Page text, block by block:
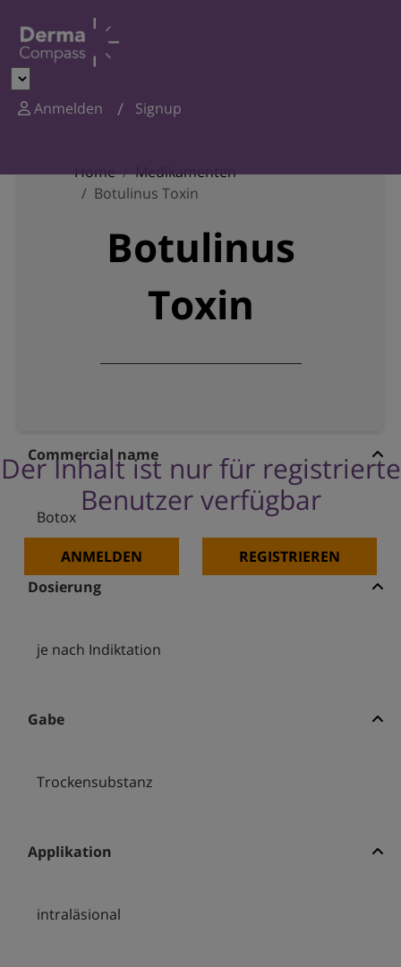
Anmelden Signup
Home
Medikamenten
Botulinus Toxin
Botulinus
Toxin
Der Inhalt ist nur für registrierte
Benutzer verfügbar
ANMELDEN REGISTRIEREN
Commercial name
Botox
Dosierung
je nach Indiktation
Gabe
Trockensubstanz
Applikation
intraläsional